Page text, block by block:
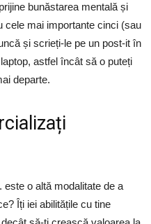
bunăstarea mentală și
cele mai importante cinci (sau
și scrieți-le pe un post-it în
astfel încât să o puteți
departe.
o altă modalitate de a
Îți iei abilitățile cu tine